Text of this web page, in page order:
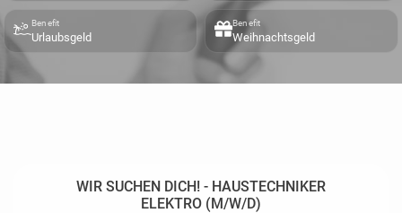
Benefit
Urlaubsgeld
Benefit
Weihnachtsgeld
WIR SUCHEN DICH! - HAUSTECHNIKER
ELEKTRO (M/W/D)